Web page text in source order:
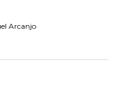
Arcanjo